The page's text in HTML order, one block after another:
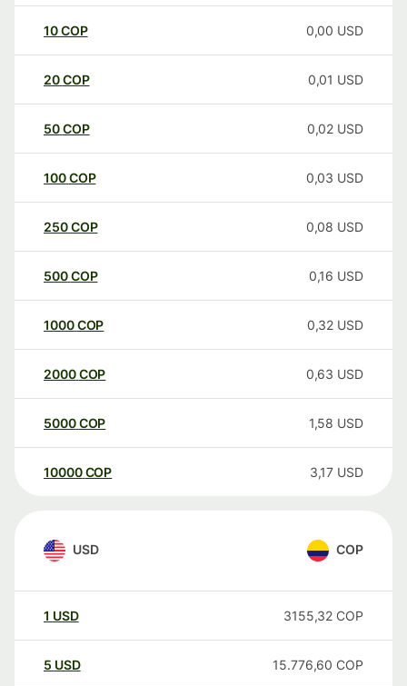
10COP 0,00 USD
20COP 0,01 USD
50COP 0,02 USD
100COP 0,03 USD
250COP 0,08 USD
500COP 0,16 USD
1000COP 0,32 USD
2000COP 0,63 USD
5000COP 1,58 USD
10000 COP 3,17 USD
USD COP
1 USD 3155,32 COP
5 USD 15.776,60 COP